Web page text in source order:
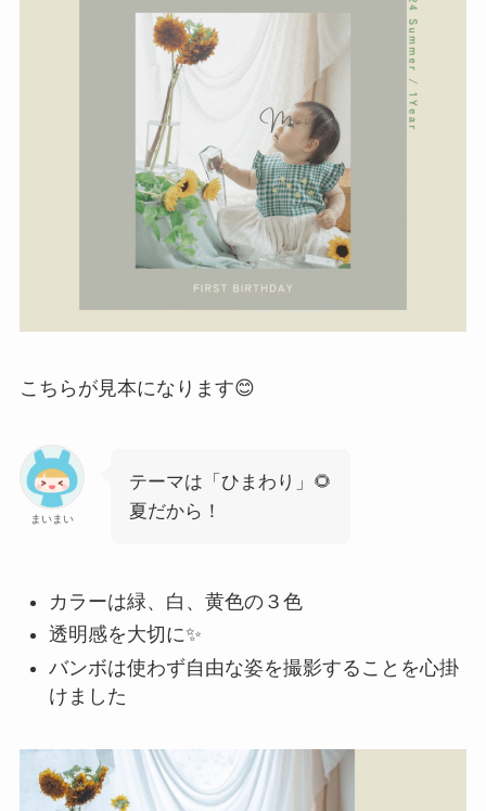
こちらが見本になります😊
まいまい
テーマは「ひまわり」🌻
夏だから！
カラーは緑、白、黄色の３色
透明感を大切に✨
バンボは使わず自由な姿を撮影することを心掛
けました